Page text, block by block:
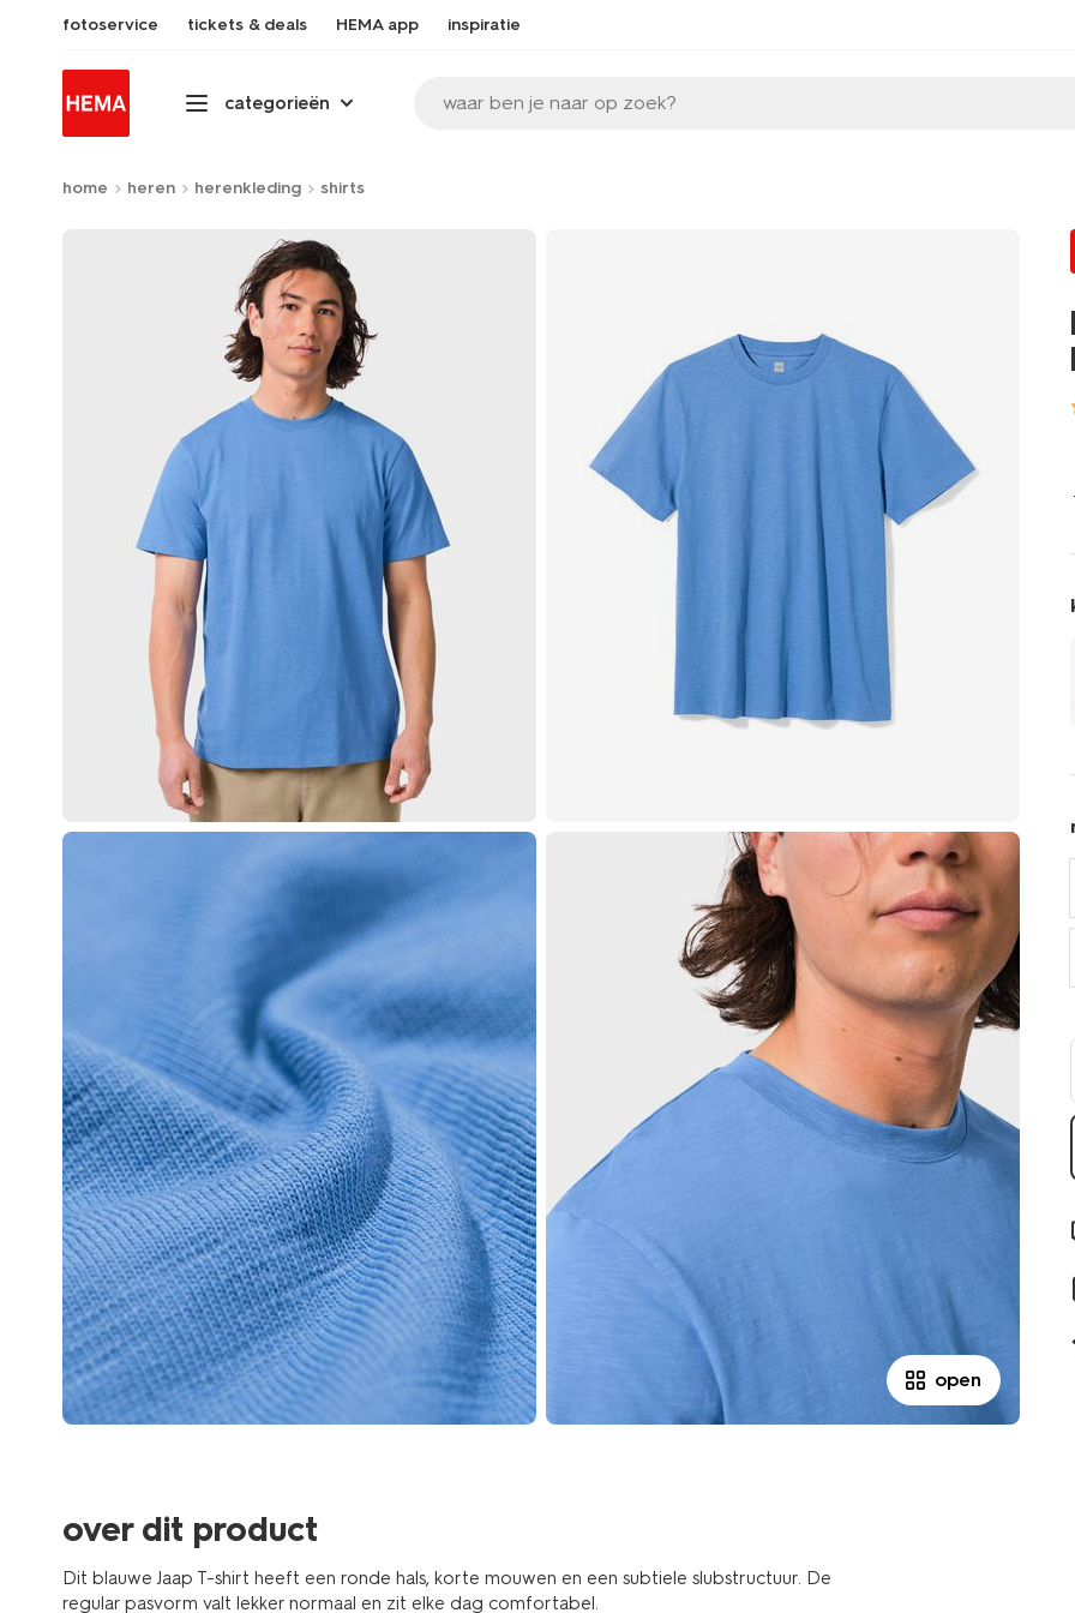
fotoservice tickets & deals HEMA app inspiratie
categorieën waar ben je naar op zoek?
home heren herenkleding shirts
open
over dit product
Dit blauwe Jaap T-shirt heeft een ronde hals, korte mouwen en een subtiele slubstructuur. De
regular pasvorm valt lekker normaal en zit elke dag comfortabel.